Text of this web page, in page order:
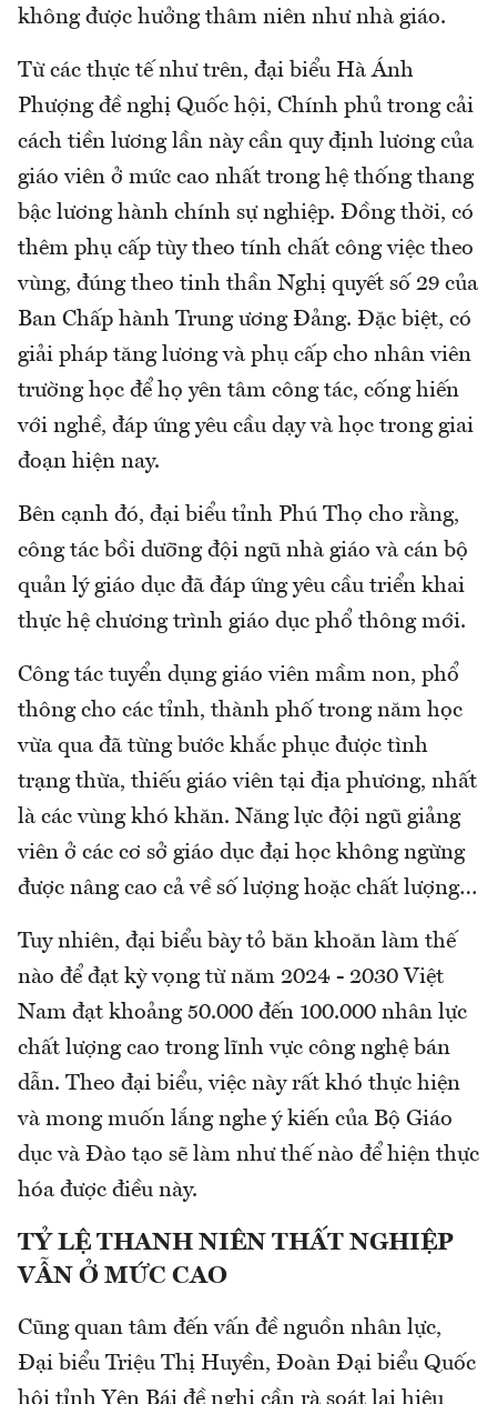
không được hưởng thâm niên như nhà giáo.
Từ các thực tế như trên, đại biểu Hà Ánh
Phượng đề nghị Quốc hội, Chính phủ trong cải
cách tiền lương lần này cần quy định lương của
giáo viên ở mức cao nhất trong hệ thống thang
bậc lương hành chính sự nghiệp. Đồng thời, có
thêm phụ cấp tùy theo tính chất công việc theo
vùng, đúng theo tinh thần Nghị quyết số 29 của
Ban Chấp hành Trung ương Đảng. Đặc biệt, có
giải pháp tăng lương và phụ cấp cho nhân viên
trường học để họ yên tâm công tác, cống hiến
với nghề, đáp ứng yêu cầu dạy và học trong giai
đoạn hiện nay.
Bên cạnh đó, đại biểu tỉnh Phú Thọ cho rằng,
công tác bồi dưỡng đội ngũ nhà giáo và cán bộ
quản lý giáo dục đã đáp ứng yêu cầu triển khai
thực hệ chương trình giáo dục phổ thông mới.
Công tác tuyển dụng giáo viên mầm non, phổ
thông cho các tỉnh, thành phố trong năm học
vừa qua đã từng bước khắc phục được tình
trạng thừa, thiếu giáo viên tại địa phương, nhất
là các vùng khó khăn. Năng lực đội ngũ giảng
viên ở các cơ sở giáo dục đại học không ngừng
được nâng cao cả về số lượng hoặc chất lượng…
Tuy nhiên, đại biểu bày tỏ băn khoăn làm thế
nào để đạt kỳ vọng từ năm 2024 - 2030 Việt
Nam đạt khoảng 50.000 đến 100.000 nhân lực
chất lượng cao trong lĩnh vực công nghệ bán
dẫn. Theo đại biểu, việc này rất khó thực hiện
và mong muốn lắng nghe ý kiến của Bộ Giáo
dục và Đào tạo sẽ làm như thế nào để hiện thực
hóa được điều này.
TỶ LỆ THANH NIÊN THẤT NGHIỆP
VẪN Ở MỨC CAO
Cũng quan tâm đến vấn đề nguồn nhân lực,
Đại biểu Triệu Thị Huyền, Đoàn Đại biểu Quốc